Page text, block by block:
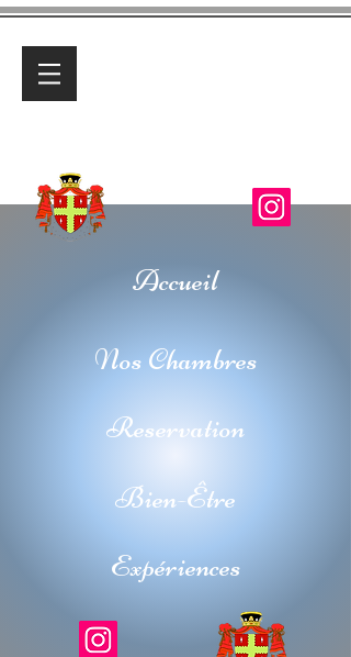
Accueil
Nos Chambres
Reservation
Bien-Être
Expériences